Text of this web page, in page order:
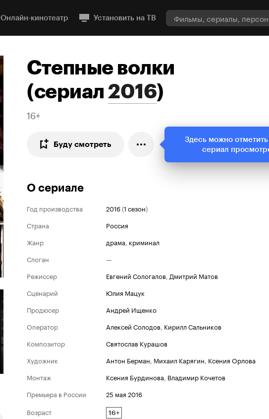
Онлайн-кинотеатр Установить на ТВ
Степные волки
(сериал2016)
16+
Буду смотреть
О сериале
Год производства 2016(1 сезон)
Страна
Россия
Жанр
драма, криминал
Слоган
—
Режиссер
Евгений Сологалов, Дмитрий Матов
Сценарий
Юлия Мацук
Продюсер
Андрей Ищенко
Оператор
Алексей Солодов, Кирилл Сальников
Композитор
Святослав Курашов
Художник
Антон Берман, Михаил Карягин, Ксения Орлова
Монтаж
Ксения Бурдинова, Владимир Кочетов
Премьера в России
25 мая 2016
Возраст
16+
Здесь можно
сериал